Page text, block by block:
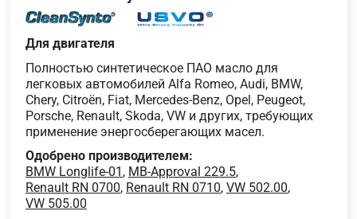
Для двигателя
Полностью синтетическое ПАО масло для
легковых автомобилей Alfa Romeo, Audi, BMW,
Chery, Citroën, Fiat, Mercedes-Benz, Opel, Peugeot,
Porsche, Renault, Skoda, VW и других, требующих
применение энергосберегающих масел.
Одобрено производителем:
BMW Longlife-01 , MB-Approval 229.5,
Renault RN 0700, Renault RN 0710, VW 502.00,
VW 505.00